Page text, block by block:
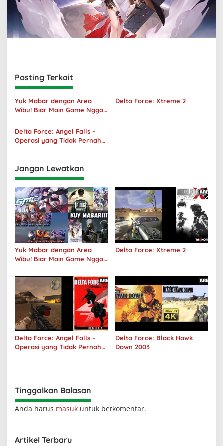
Posting Terkait
Yuk Mabar dengan Area
Wibu! Biar Main Game Nggak
Delta Force: Xtreme 2
Delta Force: Angel Falls –
Operasi yang Tidak Pernah
Jangan Lewatkan
Yuk Mabar dengan Area
Wibu! Biar Main Game Nggak
Delta Force: Xtreme 2
Delta Force: Angel Falls –
Operasi yang Tidak Pernah
Delta Force: Black Hawk
Down 2003
Tinggalkan Balasan
Anda harus masuk untuk berkomentar.
Artikel Terbaru